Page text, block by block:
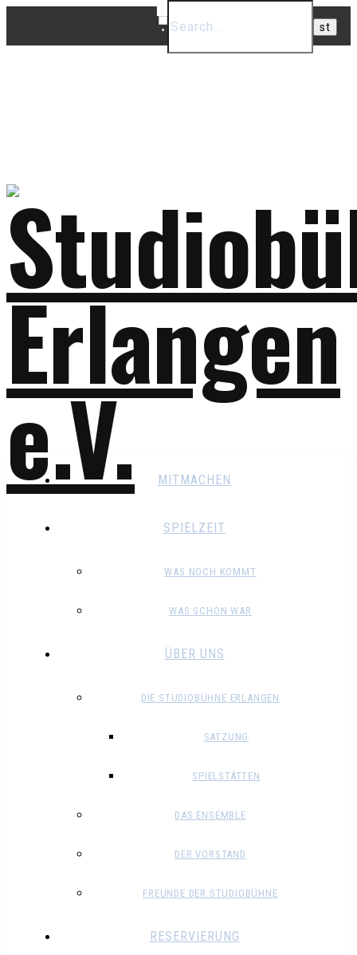
MITMACHEN
SPIELZEIT
WAS NOCH KOMMT
WAS SCHON WAR
ÜBER UNS
DIE STUDIOBÜHNE ERLANGEN
SATZUNG
SPIELSTÄTTEN
DAS ENSEMBLE
DER VORSTAND
FREUNDE DER STUDIOBÜHNE
RESERVIERUNG